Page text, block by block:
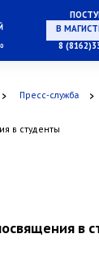
НА
В
В
8
Пресс-служба
в студенты
в